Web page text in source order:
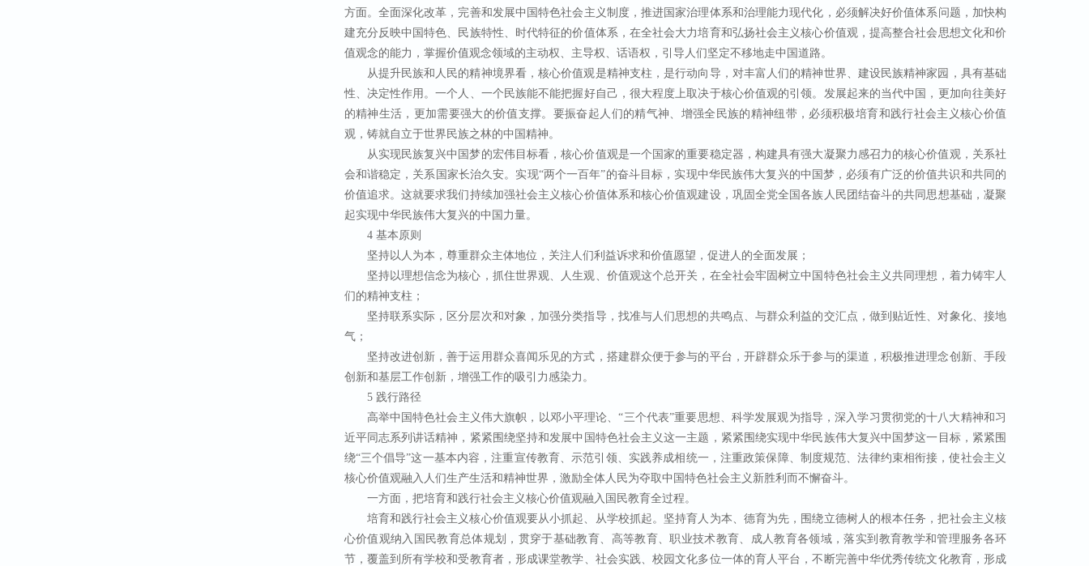
方面。全面深化改革，完善和发展中国特色社会主义制度，推进国家治理体系和治理能力现代化，必须解决好价值体系问题，加快构
建充分反映中国特色、民族特性、时代特征的价值体系，在全社会大力培育和弘扬社会主义核心价值观，提高整合社会思想文化和价
值观念的能力，掌握价值观念领域的主动权、主导权、话语权，引导人们坚定不移地走中国道路。
从提升民族和人民的精神境界看，核心价值观是精神支柱，是行动向导，对丰富人们的精神世界、建设民族精神家园，具有基础
性、决定性作用。一个人、一个民族能不能把握好自己，很大程度上取决于核心价值观的引领。发展起来的当代中国，更加向往美好
的精神生活，更加需要强大的价值支撑。要振奋起人们的精气神、增强全民族的精神纽带，必须积极培育和践行社会主义核心价值
观，铸就自立于世界民族之林的中国精神。
从实现民族复兴中国梦的宏伟目标看，核心价值观是一个国家的重要稳定器，构建具有强大凝聚力感召力的核心价值观，关系社
会和谐稳定，关系国家长治久安。实现“两个一百年”的奋斗目标，实现中华民族伟大复兴的中国梦，必须有广泛的价值共识和共同的
价值追求。这就要求我们持续加强社会主义核心价值体系和核心价值观建设，巩固全党全国各族人民团结奋斗的共同思想基础，凝聚
起实现中华民族伟大复兴的中国力量。
4 基本原则
坚持以人为本，尊重群众主体地位，关注人们利益诉求和价值愿望，促进人的全面发展；
坚持以理想信念为核心，抓住世界观、人生观、价值观这个总开关，在全社会牢固树立中国特色社会主义共同理想，着力铸牢人
们的精神支柱；
坚持联系实际，区分层次和对象，加强分类指导，找准与人们思想的共鸣点、与群众利益的交汇点，做到贴近性、对象化、接地
气；
坚持改进创新，善于运用群众喜闻乐见的方式，搭建群众便于参与的平台，开辟群众乐于参与的渠道，积极推进理念创新、手段
创新和基层工作创新，增强工作的吸引力感染力。
5 践行路径
高举中国特色社会主义伟大旗帜，以邓小平理论、“三个代表”重要思想、科学发展观为指导，深入学习贯彻党的十八大精神和习
近平同志系列讲话精神，紧紧围绕坚持和发展中国特色社会主义这一主题，紧紧围绕实现中华民族伟大复兴中国梦这一目标，紧紧围
绕“三个倡导”这一基本内容，注重宣传教育、示范引领、实践养成相统一，注重政策保障、制度规范、法律约束相衔接，使社会主义
核心价值观融入人们生产生活和精神世界，激励全体人民为夺取中国特色社会主义新胜利而不懈奋斗。
一方面，把培育和践行社会主义核心价值观融入国民教育全过程。
培育和践行社会主义核心价值观要从小抓起、从学校抓起。坚持育人为本、德育为先，围绕立德树人的根本任务，把社会主义核
心价值观纳入国民教育总体规划，贯穿于基础教育、高等教育、职业技术教育、成人教育各领域，落实到教育教学和管理服务各环
节，覆盖到所有学校和受教育者，形成课堂教学、社会实践、校园文化多位一体的育人平台，不断完善中华优秀传统文化教育，形成